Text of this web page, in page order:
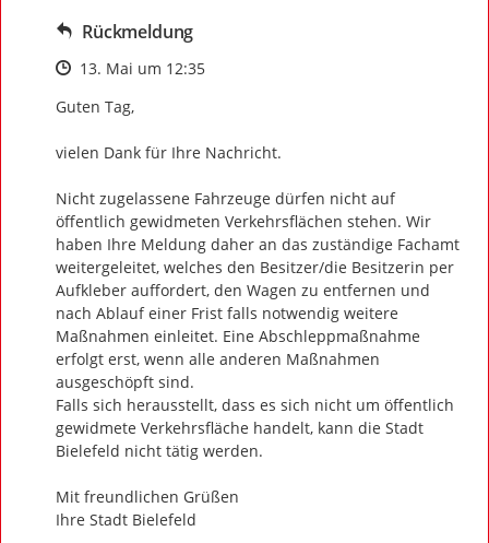
Rückmeldung
Zeitpunkt des Erstellens
13. Mai um 12:35
Guten Tag,
vielen Dank für Ihre Nachricht.
Nicht zugelassene Fahrzeuge dürfen nicht auf
öffentlich gewidmeten Verkehrsflächen stehen. Wir
haben Ihre Meldung daher an das zuständige Fachamt
weitergeleitet, welches den Besitzer/die Besitzerin per
Aufkleber auffordert, den Wagen zu entfernen und
nach Ablauf einer Frist falls notwendig weitere
Maßnahmen einleitet. Eine Abschleppmaßnahme
erfolgt erst, wenn alle anderen Maßnahmen
ausgeschöpft sind.
Falls sich herausstellt, dass es sich nicht um öffentlich
gewidmete Verkehrsfläche handelt, kann die Stadt
Bielefeld nicht tätig werden.
Mit freundlichen Grüßen
Ihre Stadt Bielefeld